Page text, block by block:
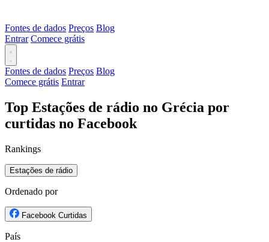
Fontes de dados Preços Blog
Entrar Comece grátis
Fontes de dados Preços Blog
Comece grátis Entrar
Top Estações de rádio no Grécia por
curtidas no Facebook
Rankings
Estações de rádio
Ordenado por
Facebook Curtidas
País